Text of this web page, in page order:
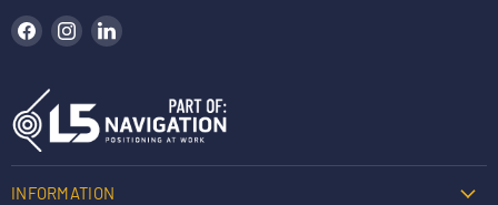
Hitta oss på Facebook
Hitta oss på Instagram
INFORMATION